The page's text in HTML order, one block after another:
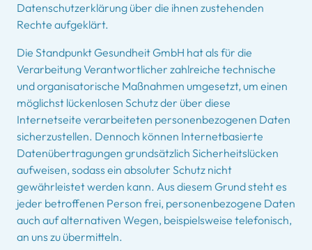
Datenschutzerklärung über die ihnen zustehenden
Rechte aufgeklärt.
Die Standpunkt Gesundheit GmbH hat als für die
Verarbeitung Verantwortlicher zahlreiche technische
und organisatorische Maßnahmen umgesetzt, um einen
möglichst lückenlosen Schutz der über diese
Internetseite verarbeiteten personenbezogenen Daten
sicherzustellen. Dennoch können Internetbasierte
Datenübertragungen grundsätzlich Sicherheitslücken
aufweisen, sodass ein absoluter Schutz nicht
gewährleistet werden kann. Aus diesem Grund steht es
jeder betroffenen Person frei, personenbezogene Daten
auch auf alternativen Wegen, beispielsweise telefonisch,
an uns zu übermitteln.